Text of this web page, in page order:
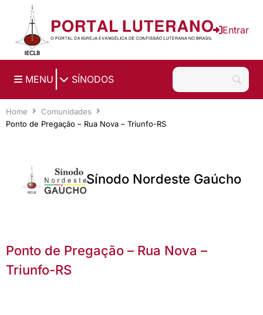
Ir para o conteúdo principal
Entrar
MENU SÍNODOS
Home
Comunidades
Ponto de Pregação – Rua Nova – Triunfo-RS
Sínodo Nordeste Gaúcho
Ponto de Pregação – Rua Nova –
Triunfo-RS